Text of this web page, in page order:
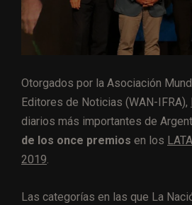
Otorgados por la Asociación
Editores de Noticias (WAN-IFRA),
diarios más importantes de
de los once premios en los
2019.
Las categorías en las que La